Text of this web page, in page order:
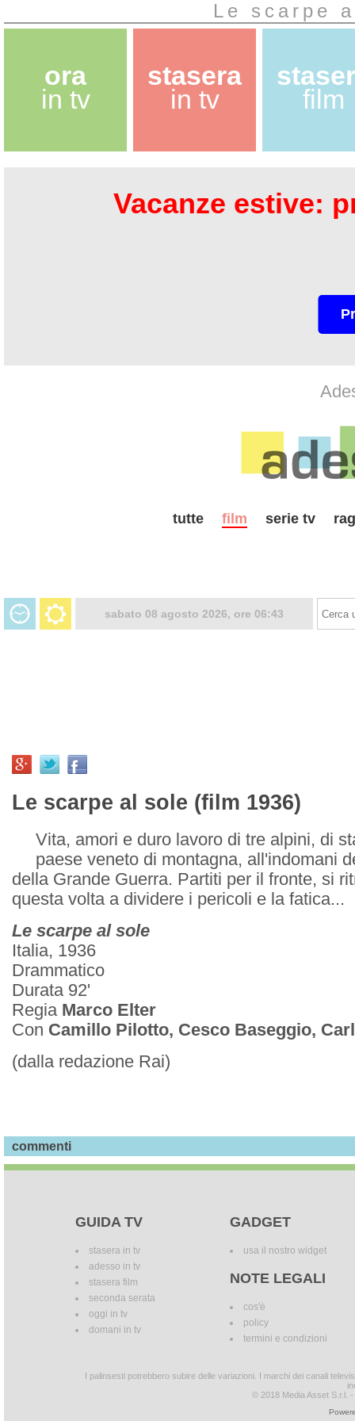
Le scarpe
ora
in tv
stasera
in tv
film
Vacanze estive:
tutte film serie tv
sabato 08 agosto 2026, ore 06:43
Le scarpe al sole (film 1936)
Vita, amori e duro lavoro di tre alpini, di
paese veneto di montagna, all'indomani
della Grande Guerra. Partiti per il fronte, si
questa volta a dividere i pericoli e la fatica...
Le scarpe al sole
Italia, 1936
Drammatico
Durata 92'
Regia Marco Elter
Con Camillo Pilotto, Cesco Baseggio,
(dalla redazione Rai)
commenti
GUIDA TV
stasera in tv
adesso in tv
stasera film
seconda serata
oggi in tv
domani in tv
GADGET
usa il nostro widget
NOTE LEGALI
cos'è
policy
termini e condizioni
I palinsesti potrebbero subire delle variazioni. I marchi dei canali
© 2018 Media Asset S.r.l.